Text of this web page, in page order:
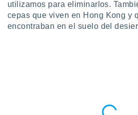
utilizamos para eliminarlos.
cepas que viven en Hong Kong y
encontraban en el suelo del